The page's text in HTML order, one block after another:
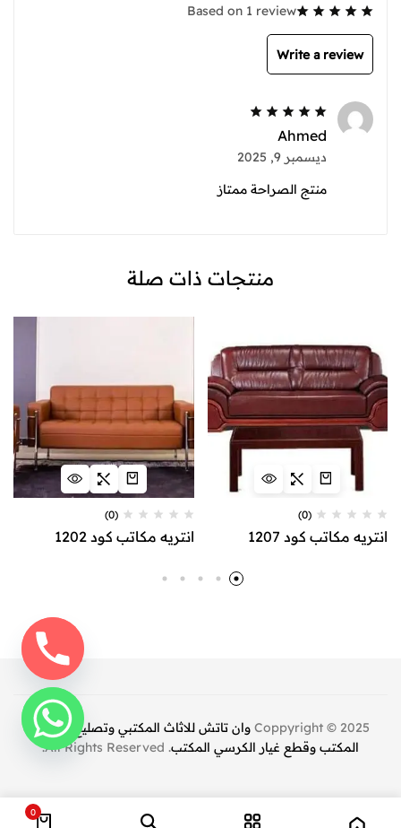
Based on 1 review
Write a review
Ahmed
ديسمبر 9, 2025
منتج الصراحة ممتاز
منتجات ذات صلة
(0)
انتريه مكاتب كود 1207
(0)
انتريه مكاتب كود 1202
Coppyright © 2025 وان تاتش للاثاث المكتبي وتصليح كراسي
المكتب وقطع غيار الكرسي المكتب. All Rights Reserved.
0